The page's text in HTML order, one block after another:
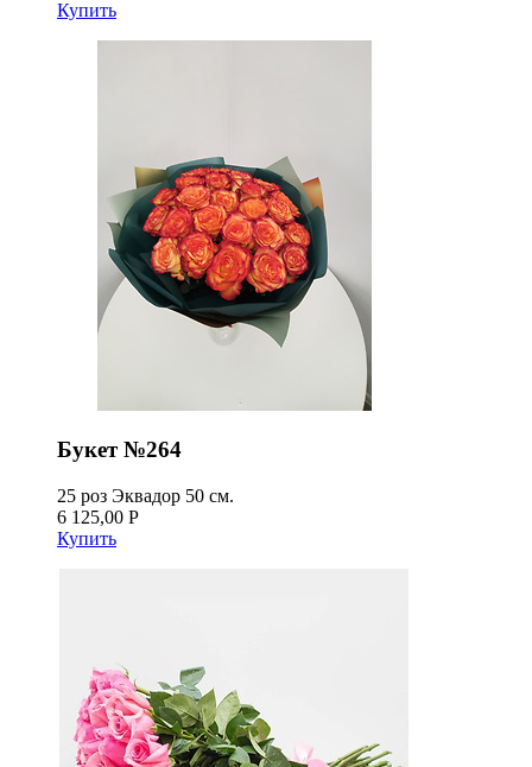
Купить
Букет №264
25 роз Эквадор 50 см.
6 125,00 Р
Купить